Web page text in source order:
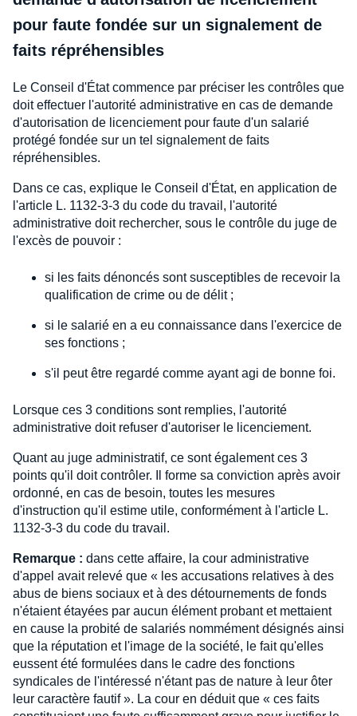
pour faute fondée sur un signalement de
faits répréhensibles
Le Conseil d'État commence par préciser les contrôles que
doit effectuer l'autorité administrative en cas de demande
d'autorisation de licenciement pour faute d'un salarié
protégé fondée sur un tel signalement de faits
répréhensibles.
Dans ce cas, explique le Conseil d'État, en application de
l'article L. 1132-3-3 du code du travail, l'autorité
administrative doit rechercher, sous le contrôle du juge de
l'excès de pouvoir :
si les faits dénoncés sont susceptibles de recevoir la
qualification de crime ou de délit ;
si le salarié en a eu connaissance dans l'exercice de
ses fonctions ;
s'il peut être regardé comme ayant agi de bonne foi.
Lorsque ces 3 conditions sont remplies, l'autorité
administrative doit refuser d'autoriser le licenciement.
Quant au juge administratif, ce sont également ces 3
points qu'il doit contrôler. Il forme sa conviction après avoir
ordonné, en cas de besoin, toutes les mesures
d'instruction qu'il estime utile, conformément à l'article L.
1132-3-3 du code du travail.
Remarque : dans cette affaire, la cour administrative
d'appel avait relevé que « les accusations relatives à des
abus de biens sociaux et à des détournements de fonds
n'étaient étayées par aucun élément probant et mettaient
en cause la probité de salariés nommément désignés ainsi
que la réputation et l'image de la société, le fait qu'elles
eussent été formulées dans le cadre des fonctions
syndicales de l'intéressé n'étant pas de nature à leur ôter
leur caractère fautif ». La cour en déduit que « ces faits